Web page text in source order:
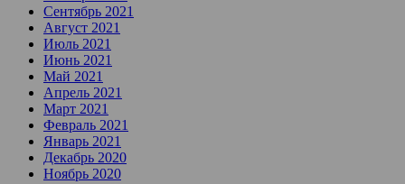
Сентябрь 2021
Август 2021
Июль 2021
Июнь 2021
Май 2021
Апрель 2021
Март 2021
Февраль 2021
Январь 2021
Декабрь 2020
Ноябрь 2020